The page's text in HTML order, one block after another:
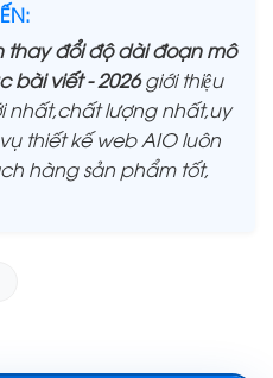
thay đổi độ dài đoạn mô
bài viết - 2026giới thiệu
nhất,chất lượng nhất,uy
thiết kế web AIO luôn
hàng sản phẩm tốt,